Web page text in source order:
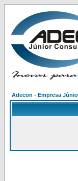
Adecon - Empresa